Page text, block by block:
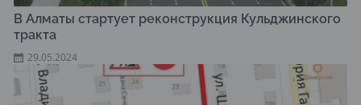
В Алматы стартует реконструкция Кульджинского
тракта
29.05.2024